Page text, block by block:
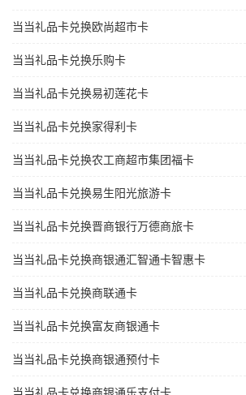
当当礼品卡兑换欧尚超市卡
当当礼品卡兑换乐购卡
当当礼品卡兑换易初莲花卡
当当礼品卡兑换家得利卡
当当礼品卡兑换农工商超市集团福卡
当当礼品卡兑换易生阳光旅游卡
当当礼品卡兑换晋商银行万德商旅卡
当当礼品卡兑换商银通汇智通卡智惠卡
当当礼品卡兑换商联通卡
当当礼品卡兑换富友商银通卡
当当礼品卡兑换商银通预付卡